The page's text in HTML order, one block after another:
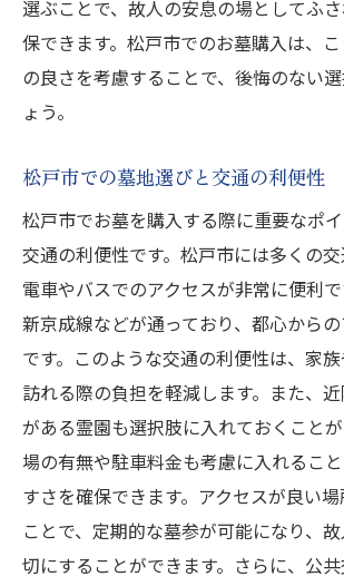
選ぶことで、故人の安息の場としてふ
保できます。松戸市でのお墓購入は、
の良さを考慮することで、後悔のない
ょう。
松戸市での墓地選びと交通の利便性
松戸市でお墓を購入する際に重要なポイ
交通の利便性です。松戸市には多くの交
電車やバスでのアクセスが非常に便利
新京成線などが通っており、都心から
です。このような交通の利便性は、家
訪れる際の負担を軽減します。また、
がある霊園も選択肢に入れておくこと
場の有無や駐車料金も考慮に入れるこ
すさを確保できます。アクセスが良い
ことで、定期的な墓参が可能になり、
切にすることができます。さらに、公